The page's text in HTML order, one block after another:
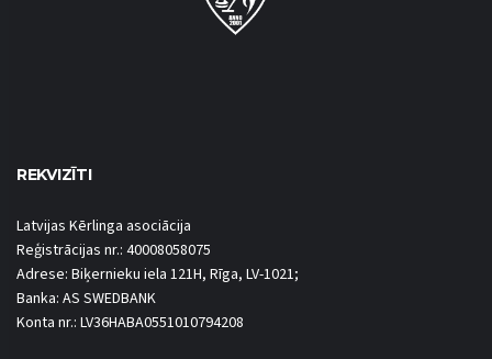
REKVIZĪTI
Latvijas Kērlinga asociācija
Reģistrācijas nr.: 40008058075
Adrese: Biķernieku iela 121H, Rīga, LV-1021;
Banka: AS SWEDBANK
Konta nr.: LV36HABA0551010794208